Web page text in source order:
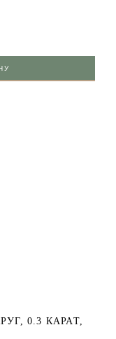
0.3 КАРАТ,